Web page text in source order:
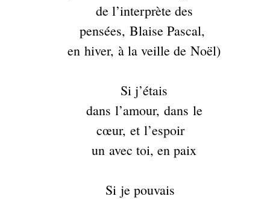
de l’interprète des
pensées, Blaise Pascal,
en hiver, à la veille de Noël)
Si j’étais
dans l’amour, dans le
cœur, et l’espoir
un avec toi, en paix
Si je pouvais